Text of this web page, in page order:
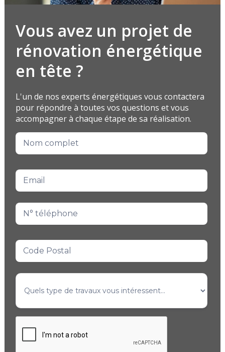
Vous avez un projet de
rénovation énergétique
en tête ?
L'un de nos experts énergétiques vous contactera
pour répondre à toutes vos questions et vous
accompagner à chaque étape de sa réalisation.